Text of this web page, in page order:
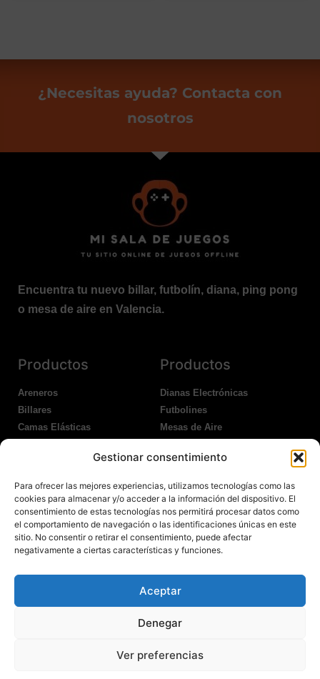
Gestionar consentimiento
Para ofrecer las mejores experiencias, utilizamos tecnologías como las
cookies para almacenar y/o acceder a la información del dispositivo. El
consentimiento de estas tecnologías nos permitirá procesar datos como
el comportamiento de navegación o las identificaciones únicas en este
sitio. No consentir o retirar el consentimiento, puede afectar
negativamente a ciertas características y funciones.
Aceptar
Denegar
Ver preferencias
¿Necesitas ayuda? Contacta con
nosotros
Encuentra tu nuevo billar, futbolín, diana, ping pong
o mesa de aire en Valencia.
Productos
Areneros
Billares
Camas Elásticas
Productos
Dianas Electrónicas
Futbolines
Mesas de Aire
Ping Pong Exterior
Nosotros
Atención al Cliente
Garantías
Contacto
Política Devoluciones
Legales
Aviso Legal
Política de Privacidad
Política de Cookies
Polítíca de RRSS